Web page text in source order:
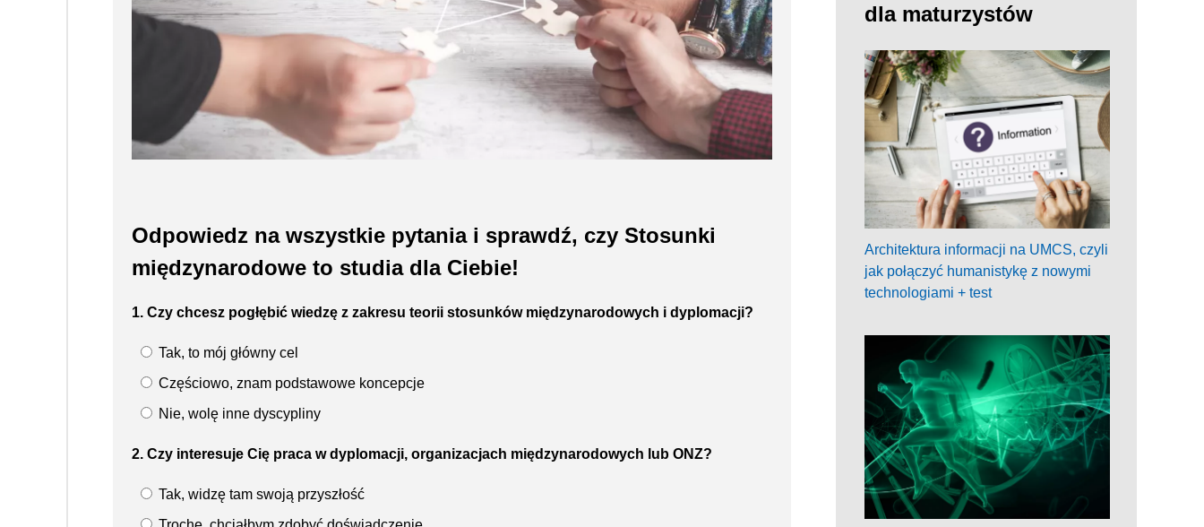
Odpowiedz na wszystkie pytania i sprawdź, czy Stosunki
międzynarodowe to studia dla Ciebie!
1. Czy chcesz pogłębić wiedzę z zakresu teorii stosunków międzynarodowych i dyplomacji?
Tak, to mój główny cel
Częściowo, znam podstawowe koncepcje
Nie, wolę inne dyscypliny
2. Czy interesuje Cię praca w dyplomacji, organizacjach międzynarodowych lub ONZ?
Tak, widzę tam swoją przyszłość
dla maturzystów
Architektura informacji na UMCS, czyli
jak połączyć humanistykę z nowymi
technologiami + test